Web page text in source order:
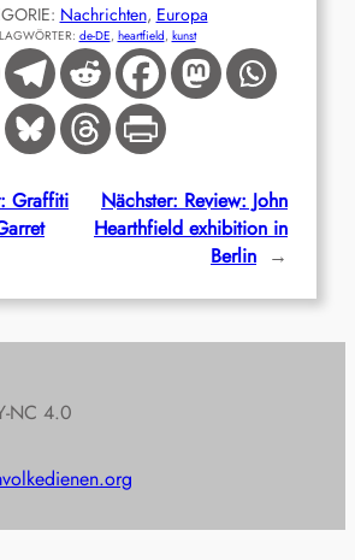
Nachrichten, Europa
de-DE, heartfield, kunst
Graffiti
Nächster: Review: John
Hearthfield exhibition in
Berlin →
NC 4.0